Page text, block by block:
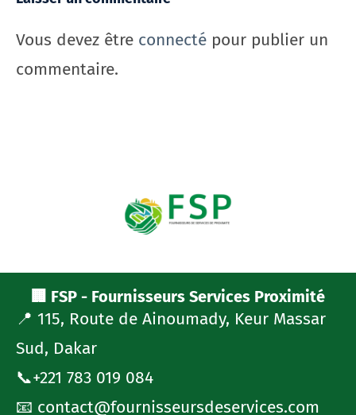
Vous devez être connecté pour publier un
commentaire.
🏢 FSP - Fournisseurs Services Proximité
📍 115, Route de Ainoumady, Keur Massar
Sud, Dakar
📞+221 783 019 084
📧 contact@fournisseursdeservices.com